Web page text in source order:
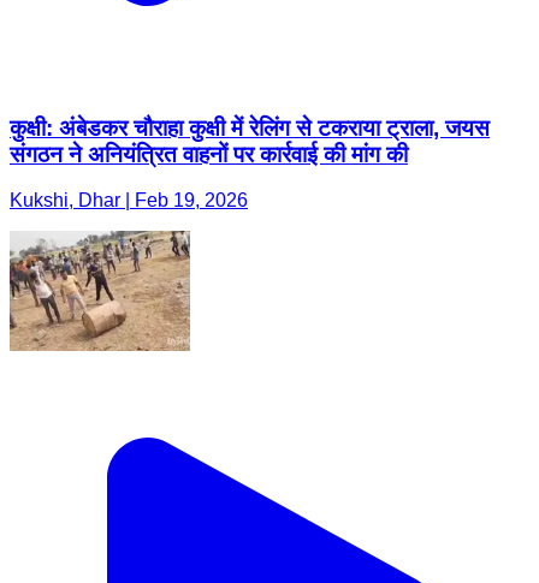
कुक्षी: अंबेडकर चौराहा कुक्षी में रेलिंग से टकराया ट्राला, जयस
संगठन ने अनियंत्रित वाहनों पर कार्रवाई की मांग की
Kukshi, Dhar | Feb 19, 2026